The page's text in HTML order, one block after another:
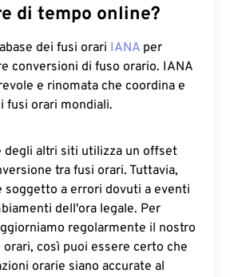
di tempo online?
dei fusi orari IANA per
conversioni di fuso orario. IANA
e rinomata che coordina e
fusi orari mondiali.
degli altri siti utilizza un offset
tra fusi orari. Tuttavia,
soggetto a errori dovuti a eventi
dell'ora legale. Per
regolarmente il nostro
così puoi essere certo che
orarie siano accurate al